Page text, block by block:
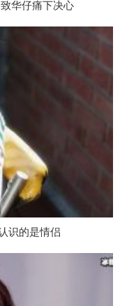
华仔痛下决心
识的是情侣